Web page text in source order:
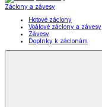
Záclony a závesy
Hotové záclony
Voálové záclony a závesy
Závesy
Doplnky k záclonám